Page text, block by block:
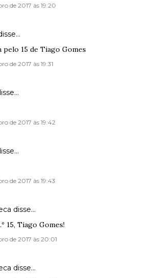
de 2017 às 19:20
pelo 15 de Tiago Gomes
de 2017 às 19:31
de 2017 às 19:42
de 2017 às 19:43
disse…
15, Tiago Gomes!
de 2017 às 20:01
disse…